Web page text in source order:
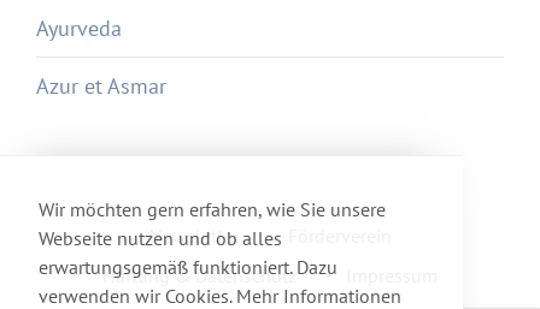
Wir möchten gern erfahren, wie Sie unsere
Webseite nutzen und ob alles
erwartungsgemäß funktioniert. Dazu
verwenden wir Cookies. Mehr Informationen
Ayurveda
Azur et Asmar
Newsletter
Haftung & Datenschutz